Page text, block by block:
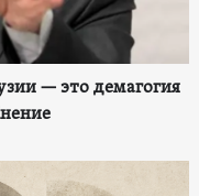
— это демагогия